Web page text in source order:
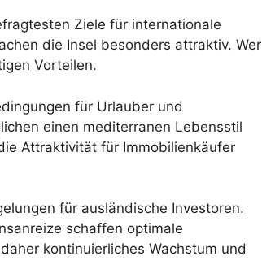
Ziele für internationale
die Insel besonders attraktiv. Wer
Vorteilen.
für Urlauber und
einen mediterranen Lebensstil
Attraktivität für Immobilienkäufer
für ausländische Investoren.
schaffen optimale
kontinuierliches Wachstum und